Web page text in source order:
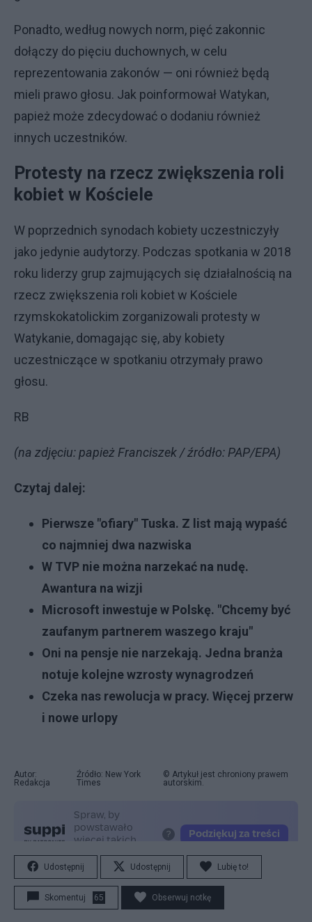
Ponadto, według nowych norm, pięć zakonnic
dołączy do pięciu duchownych, w celu
reprezentowania zakonów — oni również będą
mieli prawo głosu. Jak poinformował Watykan,
papież może zdecydować o dodaniu również
innych uczestników.
Protesty na rzecz zwiększenia roli
kobiet w Kościele
W poprzednich synodach kobiety uczestniczyły
jako jedynie audytorzy. Podczas spotkania w 2018
roku liderzy grup zajmujących się działalnością na
rzecz zwiększenia roli kobiet w Kościele
rzymskokatolickim zorganizowali protesty w
Watykanie, domagając się, aby kobiety
uczestniczące w spotkaniu otrzymały prawo
głosu.
RB
(na zdjęciu: papież Franciszek / źródło: PAP/EPA)
Czytaj dalej:
Pierwsze "ofiary" Tuska. Z list mają wypaść
co najmniej dwa nazwiska
W TVP nie można narzekać na nudę.
Awantura na wizji
Microsoft inwestuje w Polskę. "Chcemy być
zaufanym partnerem waszego kraju"
Oni na pensje nie narzekają. Jedna branża
notuje kolejne wzrosty wynagrodzeń
Czeka nas rewolucja w pracy. Więcej przerw
i nowe urlopy
Autor:
Redakcja
Źródło: New York
Times
© Artykuł jest chroniony prawem
autorskim.
Udostępnij Udostępnij Lubię to!
Skomentuj 65 Obserwuj notkę